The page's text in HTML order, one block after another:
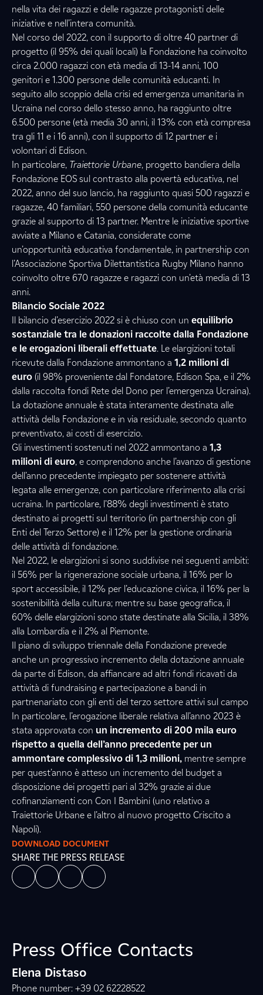
nella vita dei ragazzi e delle ragazze protagonisti delle
iniziative e nell’intera comunità.
Nel corso del 2022, con il supporto di oltre 40 partner di
progetto (il 95% dei quali locali) la Fondazione ha coinvolto
circa 2.000 ragazzi con età media di 13-14 anni, 100
genitori e 1.300 persone delle comunità educanti. In
seguito allo scoppio della crisi ed emergenza umanitaria in
Ucraina nel corso dello stesso anno, ha raggiunto oltre
6.500 persone (età media 30 anni, il 13% con età compresa
tra gli 11 e i 16 anni), con il supporto di 12 partner e i
volontari di Edison.
In particolare, Traiettorie Urbane, progetto bandiera della
Fondazione EOS sul contrasto alla povertà educativa, nel
2022, anno del suo lancio, ha raggiunto quasi 500 ragazzi e
ragazze, 40 familiari, 550 persone della comunità educante
grazie al supporto di 13 partner. Mentre le iniziative sportive
avviate a Milano e Catania, considerate come
un’opportunità educativa fondamentale, in partnership con
l’Associazione Sportiva Dilettantistica Rugby Milano hanno
coinvolto oltre 670 ragazze e ragazzi con un’età media di 13
anni.
Bilancio Sociale 2022
Il bilancio d’esercizio 2022 si è chiuso con un equilibrio
sostanziale tra le donazioni raccolte dalla Fondazione
e le erogazioni liberali effettuate. Le elargizioni totali
ricevute dalla Fondazione ammontano a 1,2 milioni di
euro (il 98% proveniente dal Fondatore, Edison Spa, e il 2%
dalla raccolta fondi Rete del Dono per l’emergenza Ucraina).
La dotazione annuale è stata interamente destinata alle
attività della Fondazione e in via residuale, secondo quanto
preventivato, ai costi di esercizio.
Gli investimenti sostenuti nel 2022 ammontano a 1,3
milioni di euro, e comprendono anche l’avanzo di gestione
dell’anno precedente impiegato per sostenere attività
legata alle emergenze, con particolare riferimento alla crisi
ucraina. In particolare, l’88% degli investimenti è stato
destinato ai progetti sul territorio (in partnership con gli
Enti del Terzo Settore) e il 12% per la gestione ordinaria
delle attività di fondazione.
Nel 2022, le elargizioni si sono suddivise nei seguenti ambiti:
il 56% per la rigenerazione sociale urbana, il 16% per lo
sport accessibile, il 12% per l’educazione civica, il 16% per la
sostenibilità della cultura; mentre su base geografica, il
60% delle elargizioni sono state destinate alla Sicilia, il 38%
alla Lombardia e il 2% al Piemonte.
Il piano di sviluppo triennale della Fondazione prevede
anche un progressivo incremento della dotazione annuale
da parte di Edison, da affiancare ad altri fondi ricavati da
attività di fundraising e partecipazione a bandi in
partnenariato con gli enti del terzo settore attivi sul campo
In particolare, l’erogazione liberale relativa all’anno 2023 è
stata approvata con un incremento di 200 mila euro
rispetto a quella dell’anno precedente per un
ammontare complessivo di 1,3 milioni, mentre sempre
per quest’anno è atteso un incremento del budget a
disposizione dei progetti pari al 32% grazie ai due
cofinanziamenti con Con I Bambini (uno relativo a
Traiettorie Urbane e l’altro al nuovo progetto Criscito a
Napoli).
DOWNLOAD DOCUMENT
SHARE THE PRESS RELEASE
Press Office Contacts
Elena Distaso
Phone number: +39 02 62228522